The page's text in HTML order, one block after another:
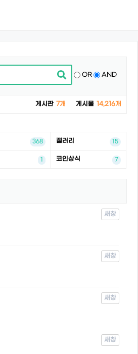
OR AND
게시판 7개 게시물 14,216개
368 갤러리 15
1 코인상식 7
새창
새창
새창
새창